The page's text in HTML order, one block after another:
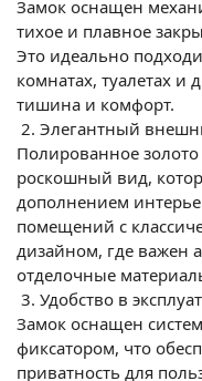
Замок оснащен
тихое и плавное
Это идеально
комнатах, туалетах и
тишина и комфорт.
2. Элегантный
Полированное
роскошный вид,
дополнением
помещений с
дизайном, где важен
отделочные
3. Удобство в
Замок оснащен
фиксатором, что
приватность для